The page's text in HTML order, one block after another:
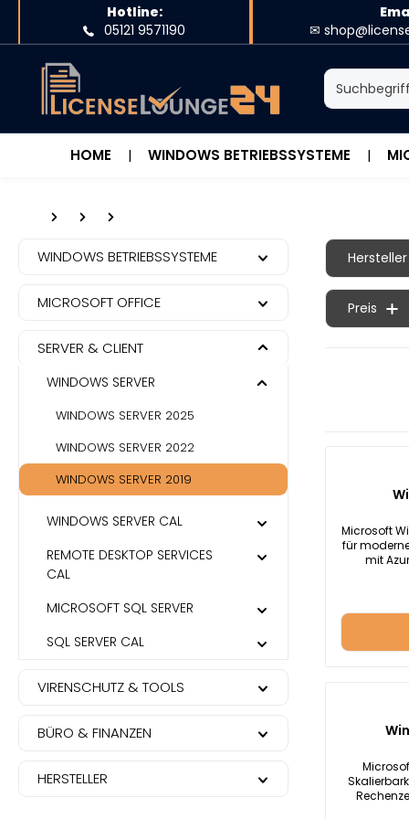
Zur Hauptnavigation springen
Hotline:
05121 9571190
✉
HOME WINDOWS BETRIEBSSYSTEME
WINDOWS BETRIEBSSYSTEME
MICROSOFT OFFICE
SERVER & CLIENT
WINDOWS SERVER
WINDOWS SERVER 2025
WINDOWS SERVER 2022
WINDOWS SERVER 2019
WINDOWS SERVER CAL
REMOTE DESKTOP SERVICES
CAL
MICROSOFT SQL SERVER
SQL SERVER CAL
VIRENSCHUTZ & TOOLS
BÜRO & FINANZEN
HERSTELLER
Hersteller
Preis
Microsoft
für
mit
2019